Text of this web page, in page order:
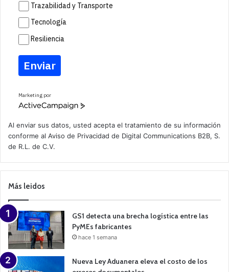
Trazabilidad y Transporte
Tecnología
Resiliencia
Enviar
Marketing por
A
v
e
a
m
a
n
Al enviar sus datos, usted acepta el tratamiento de su información
conforme al Aviso de Privacidad de Digital Communications B2B, S.
de R.L. de C.V.
Más leidos
GS1 detecta una brecha logística entre las
PyMEs fabricantes
hace 1 semana
Nueva Ley Aduanera eleva el costo de los